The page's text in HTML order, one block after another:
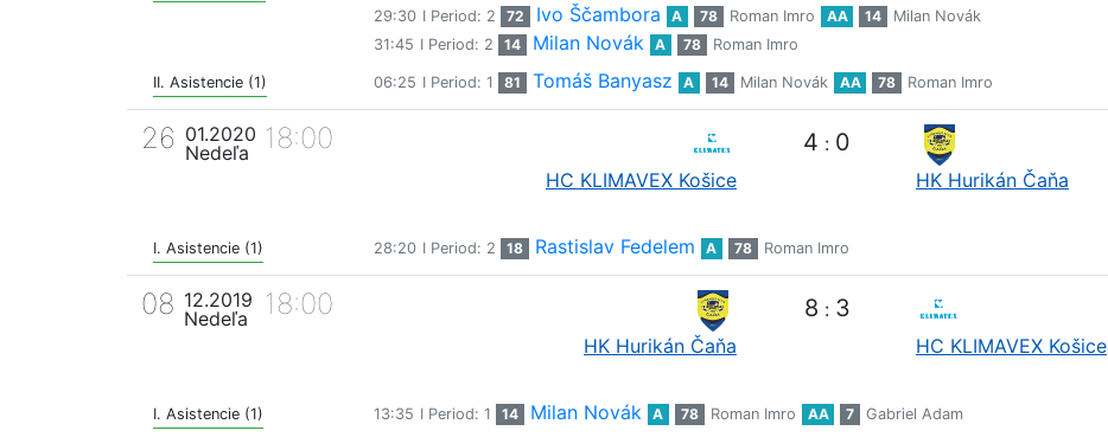
29:30 I Period: 2 72 Ivo Ščambora A 78 Roman Imro AA 14
Milan Novák
31:45 I Period: 2 14 Milan Novák A 78 Roman Imro
II. Asistencie (1) 06:25 I Period: 1 81 Tomáš Banyasz A 14 Milan Novák AA 78 Roman Imro
26 01.2020
Nedeľa
18:00
HC KLIMAVEX Košice
4 : 0
HK Hurikán Čaňa
I. Asistencie (1) 28:20 I Period: 2 18 Rastislav Fedelem A 78 Roman Imro
08 12.2019
Nedeľa
18:00
HK Hurikán Čaňa
8 : 3
HC KLIMAVEX Košice
I. Asistencie (1) 13:35 I Period: 1 14 Milan Novák A 78 Roman Imro AA 7 Gabriel Adam